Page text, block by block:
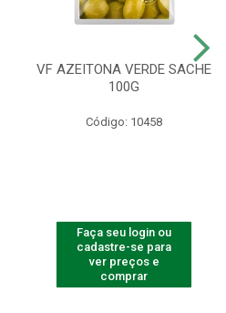
VF AZEITONA VERDE SACHE
100G
Código: 10458
Faça seu login ou
cadastre-se para
ver preços e
comprar